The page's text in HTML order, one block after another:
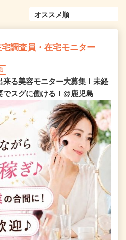
調査員・在宅モニター
る美容モニター大募集！未経
スグに働ける！@鹿児島